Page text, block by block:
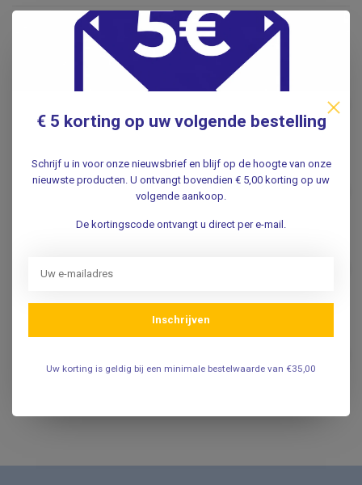
Gerelateerde producten
CEDERROTH
Cederroth Salvequick
.
Detectable PE Lange Vinger
pleisters 180x20mm (100st.)
€8,95
€ 5 korting op uw volgende bestelling
Schrijf u in voor onze nieuwsbrief en blijf op de hoogte van onze
nieuwste producten. U ontvangt bovendien € 5,00 korting op uw
volgende aankoop.
De kortingscode ontvangt u direct per e-mail.
Inschrijven
Uw korting is geldig bij een minimale bestelwaarde van €35,00